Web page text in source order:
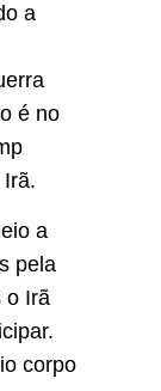
a
é no
a
pela
o Irã
corpo